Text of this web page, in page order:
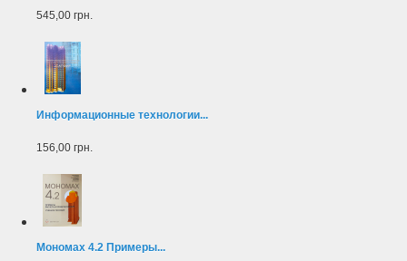
545,00 грн.
Информационные технологии...
156,00 грн.
Мономах 4.2 Примеры...